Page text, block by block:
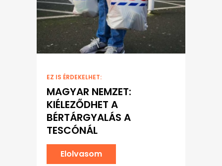
EZ IS ÉRDEKELHET:
MAGYAR NEMZET:
KIÉLEZŐDHET A
BÉRTÁRGYALÁS A
TESCÓNÁL
Elolvasom